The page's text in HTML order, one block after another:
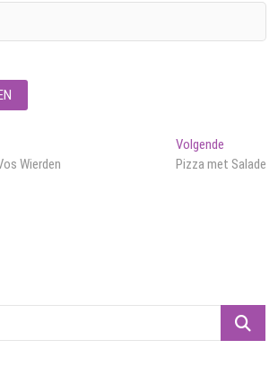
Wierden
VolgendeVolgend
bericht:
Pizza met Salade
Zoeken